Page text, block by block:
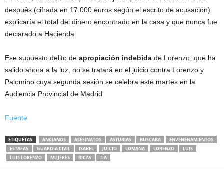
después (cifrada en 17.000 euros según el escrito de acusación)
explicaría el total del dinero encontrado en la casa y que nunca fue
declarado a Hacienda.
Ese supuesto delito de apropiación indebida de Lorenzo, que ha
salido ahora a la luz, no se tratará en el juicio contra Lorenzo y
Palomino cuya segunda sesión se celebra este martes en la
Audiencia Provincial de Madrid.
Fuente
ETIQUETAS ANCIANOS ASESINATOS ASTURIAS BUSCABA
ENVENENAMIENTOS
ESTAFAS
GUARDIA CIVIL ISABEL JUICIO LOMANA LORENZO
LUIS
LUIS LORENZO
MUJERES RICAS TÍA